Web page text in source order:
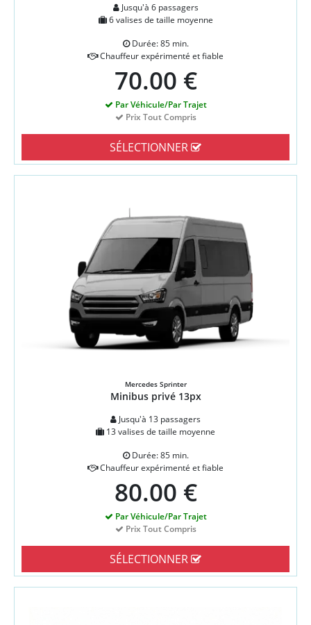
Jusqu'à 6 passagers
6 valises de taille moyenne
Durée: 85 min.
Chauffeur expérimenté et fiable
70.00 €
Par Véhicule/Par Trajet
Prix Tout Compris
SÉLECTIONNER
Mercedes Sprinter
Minibus privé 13px
Jusqu'à 13 passagers
13 valises de taille moyenne
Durée: 85 min.
Chauffeur expérimenté et fiable
80.00 €
Par Véhicule/Par Trajet
Prix Tout Compris
SÉLECTIONNER